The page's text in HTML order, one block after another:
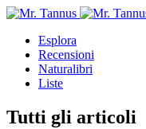
Esplora
Recensioni
Naturalibri
Liste
Tutti gli articoli